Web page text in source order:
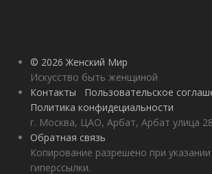
© 2026 Женский Мир
Искусство быть женщиной
Контакты
Пользовательское
Политика конфидециальности
г. Москва, ЦАО, Арбат, Арбат улица
Обратная связь
Копирование разрешено при
гиперссылки.